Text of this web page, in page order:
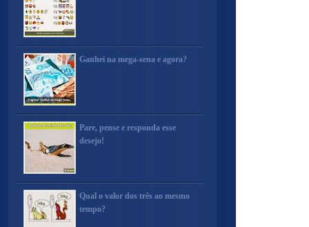
Ganhei na mega-sena e agora?
Pare, pense e responda esse
desejo!
Qual o valor dos três ao mesmo
tempo?